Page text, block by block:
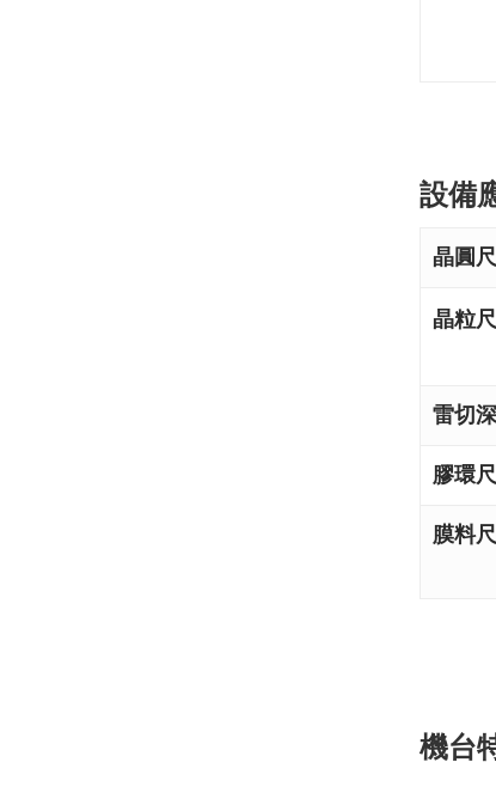
設備
晶圓
晶粒
雷切
膠環
膜料
機台